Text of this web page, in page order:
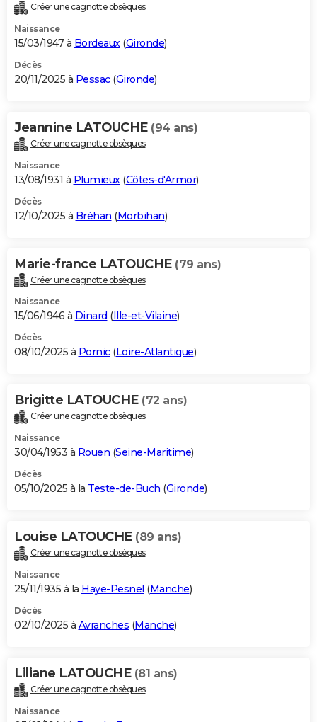
Créer une cagnotte obsèques
Naissance
15/03/1947 à Bordeaux(Gironde)
Décès
20/11/2025 à Pessac(Gironde)
Jeannine LATOUCHE (94 ans)
Créer une cagnotte obsèques
Naissance
13/08/1931 à Plumieux (Côtes-d'Armor)
Décès
12/10/2025 à Bréhan (Morbihan)
Marie-france LATOUCHE (79 ans)
Créer une cagnotte obsèques
Naissance
15/06/1946 à Dinard (Ille-et-Vilaine)
Décès
08/10/2025 à Pornic(Loire-Atlantique)
Brigitte LATOUCHE (72 ans)
Créer une cagnotte obsèques
Naissance
30/04/1953 à Rouen (Seine-Maritime)
Décès
05/10/2025 à la Teste-de-Buch (Gironde)
Louise LATOUCHE (89 ans)
Créer une cagnotte obsèques
Naissance
25/11/1935 à la Haye-Pesnel (Manche)
Décès
02/10/2025 à Avranches (Manche)
Liliane LATOUCHE (81 ans)
Créer une cagnotte obsèques
Naissance